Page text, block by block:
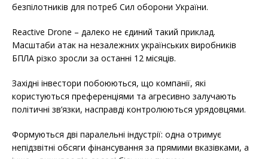
безпілотників для потреб Сил оборони України.
Reactive Drone – далеко не єдиний такий приклад.
Масштаби атак на незалежних українських виробників
БПЛА різко зросли за останні 12 місяців.
Західні інвестори побоюються, що компанії, які
користуються преференціями та агресивно залучають
політичні зв’язки, насправді контролюються урядовцями.
Формуються дві паралельні індустрії: одна отримує
непідзвітні обсяги фінансування за прямими вказівками, а